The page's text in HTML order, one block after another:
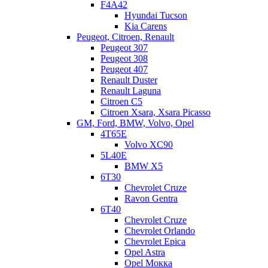
F4A42
Hyundai Tucson
Kia Carens
Peugeot, Citroen, Renault
Peugeot 307
Peugeot 308
Peugeot 407
Renault Duster
Renault Laguna
Citroen C5
Citroen Xsara, Xsara Picasso
GM, Ford, BMW, Volvo, Opel
4T65E
Volvo XC90
5L40E
BMW X5
6Т30
Chevrolet Cruze
Ravon Gentra
6Т40
Chevrolet Cruze
Chevrolet Orlando
Chevrolet Epica
Opel Astra
Opel Мокка
АКПП GM 5L40E для BMW, Cadillac и Range
Пятиступенчатая трансмиссия GM 5L40E производилась во
Франции. Устанавливалась на автомобили с задним или
полным приводом. Эту коробку устанавливали с 1999 по 2010
годы почти на все модели BMW объемом до 3,0 л, Cadillac
объемом до 4,6л, Range Rover объемом 3л. Конструкция.
АКПП 5L40E создана на базе одного редуктора Равинье. За
включение передач отвечают 9…
01.03.2023
АКПП 4L30E AR35
История создания. Сначала о предшественнике 4-
ступенчатого автомата AR35 – АКПП 3L30. Его история
началась в 1960 году. На автомобилях Opel он назывался
турбогидроматик 180. Его родина – Страсбург, Франция,
завод GM. Это была простая трёхступенчатая гидромеханика
для продольной установки на заднеприводных платформах.
Изначально она работала не с гидротрансформатором, а с